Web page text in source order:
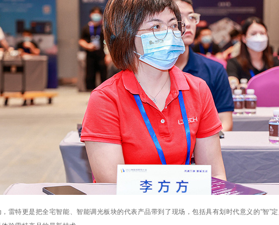
雷特更是把全宅智能、智能调光板块的代表产品带到了现场，包括具有划时代意义的“智”